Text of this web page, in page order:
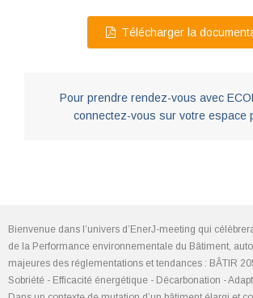
Télécharger la
Pour prendre rendez-vous avec
connectez-vous sur votre espace
Bienvenue dans l’univers d’EnerJ-meeting qui
de la Performance environnementale du Bâtiment,
majeures des réglementations et tendances : BÂTIR
Sobriété - Efficacité énergétique - Décarbonation -